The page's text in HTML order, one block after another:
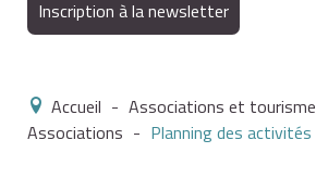
Inscription à la newsletter
Accueil - Associations et tourisme
Associations - Planning des activités